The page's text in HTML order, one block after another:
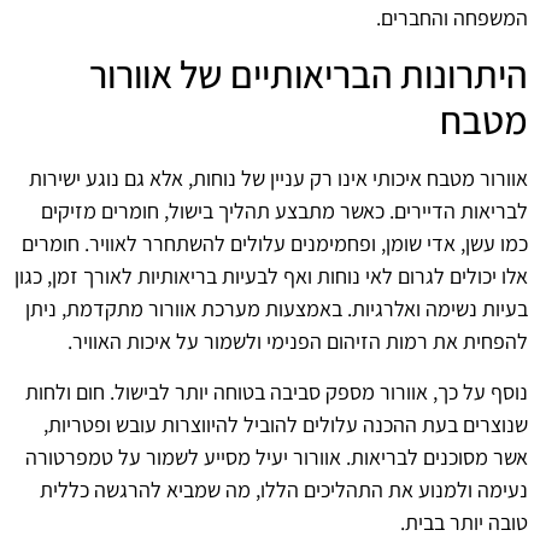
המשפחה והחברים.
היתרונות הבריאותיים של אוורור
מטבח
אוורור מטבח איכותי אינו רק עניין של נוחות, אלא גם נוגע ישירות
לבריאות הדיירים. כאשר מתבצע תהליך בישול, חומרים מזיקים
כמו עשן, אדי שומן, ופחמימנים עלולים להשתחרר לאוויר. חומרים
אלו יכולים לגרום לאי נוחות ואף לבעיות בריאותיות לאורך זמן, כגון
בעיות נשימה ואלרגיות. באמצעות מערכת אוורור מתקדמת, ניתן
להפחית את רמות הזיהום הפנימי ולשמור על איכות האוויר.
נוסף על כך, אוורור מספק סביבה בטוחה יותר לבישול. חום ולחות
שנוצרים בעת ההכנה עלולים להוביל להיווצרות עובש ופטריות,
אשר מסוכנים לבריאות. אוורור יעיל מסייע לשמור על טמפרטורה
נעימה ולמנוע את התהליכים הללו, מה שמביא להרגשה כללית
טובה יותר בבית.